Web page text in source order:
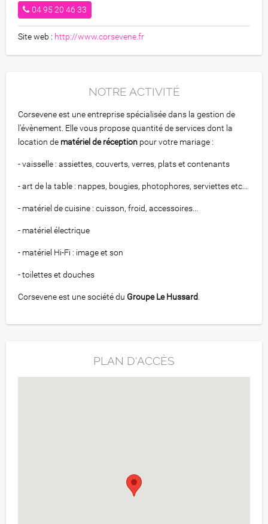
04 95 20 46 33
Site web : http://www.corsevene.fr
NOTRE ACTIVITÉ
Corsevene est une entreprise spécialisée dans la gestion de
l'évènement. Elle vous propose quantité de services dont la
location de matériel de réception pour votre mariage :
- vaisselle : assiettes, couverts, verres, plats et contenants
- art de la table : nappes, bougies, photophores, serviettes etc...
- matériel de cuisine : cuisson, froid, accessoires...
- matériel électrique
- matériel Hi-Fi : image et son
- toilettes et douches
Corsevene est une société du Groupe Le Hussard.
PLAN D'ACCÈS